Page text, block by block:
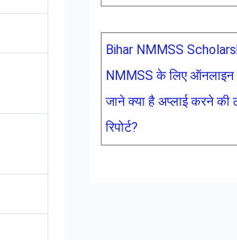
Bihar NMMSS
NMMSS के लिए ऑनलाइन
जाने क्या है अप्लाई करने की
रिपोर्ट?